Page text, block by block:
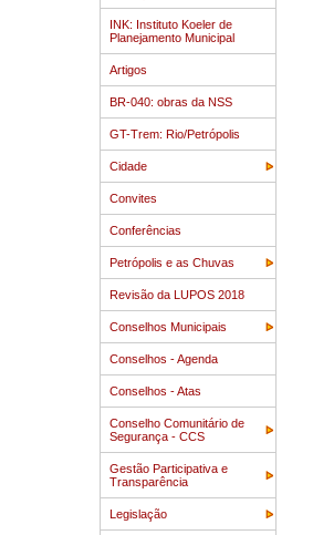
INK: Instituto Koeler de
Planejamento Municipal
Artigos
BR-040: obras da NSS
GT-Trem: Rio/Petrópolis
Cidade
Convites
Conferências
Petrópolis e as Chuvas
Revisão da LUPOS 2018
Conselhos Municipais
Conselhos - Agenda
Conselhos - Atas
Conselho Comunitário de
Segurança - CCS
Gestão Participativa e
Transparência
Legislação